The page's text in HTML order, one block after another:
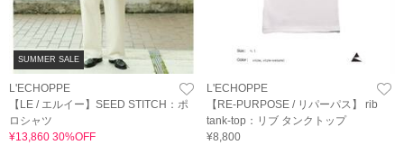
SUMMER SALE
L'ECHOPPE
【LE / エルイー】SEED STITCH：ポ
ロシャツ
¥13,860 30%OFF
L'ECHOPPE
【RE-PURPOSE / リパーパス】 rib
tank-top：リブ タンクトップ
¥8,800